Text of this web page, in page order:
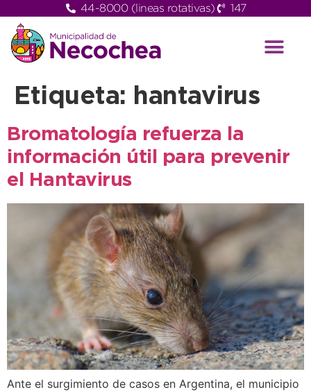
44-8000 (lineas rotativas) 147
Etiqueta: hantavirus
Bromatología refuerza la
información útil para prevenir
el Hantavirus
Ante el surgimiento de casos en Argentina, el municipio